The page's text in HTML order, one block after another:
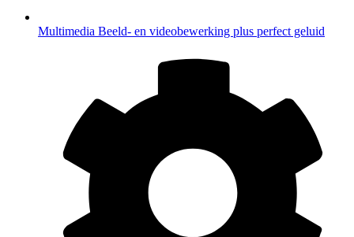
Multimedia Beeld- en videobewerking plus perfect geluid